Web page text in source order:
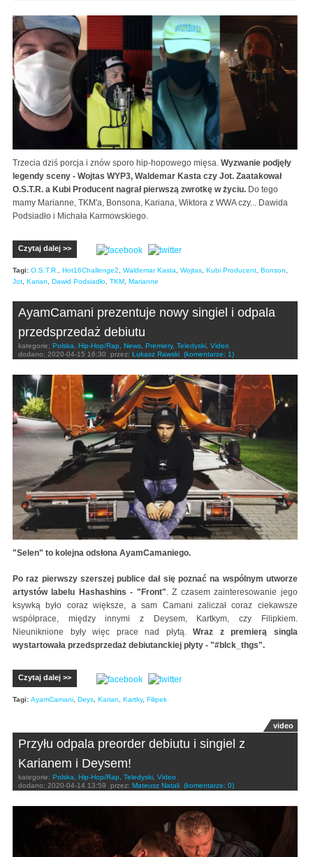
Trzecia dziś porcja i znów sporo hip-hopowego mięsa. Wyzwanie podjęły
legendy sceny - Wojtas WYP3, Waldemar Kasta czy Jot. Zaatakował
O.S.T.R. a Kubi Producent nagrał pierwszą zwrotkę w życiu. Do tego
mamy Marianne, TKM'a, Bonsona, Kariana, Wiktora z WWA czy... Dawida
Podsiadło i Michała Karmowskiego.
Czytaj dalej >>
Tagi: O.S.T.R. Hot16Challenge2 Waldemar Kasta Wojtas Kubi Producent Bonson
Jot Karian Dawid Podsiadło TKM Marianne
AyamCamani prezentuje nowy singiel i odpala
przedsprzedaż debiutu
kategorie: Polska Hip-Hop/Rap News Premiery, Teledyski Video
dodano: 2020-04-15 16:30 przez: Łukasz Rawski (komentarze: 1)
"Selen" to kolejna odsłona AyamCamaniego.
Po raz pierwszy szerszej publice dał się poznać na wspólnym utworze
artystów labelu Hashashins - "Front". Z czasem zainteresowanie jego
ksywką było coraz większe, a sam Camani zaliczał coraz ciekawsze
współprace, między innymi z Deysem, Kartkym, czy Filipkiem.
Nieuniknione były więc prace nad płytą.Wraz z premierą singla
wystartowała przedsprzedaż debiutanckiej płyty - "#blck_thgs".
Czytaj dalej >>
Tagi: AyamCamani Deys Karian Kartky, Filipek
video
Przyłu odpala preorder debiutu i singiel z
Karianem i Deysem!
kategorie: Polska Hip-Hop/Rap Teledyski Video
dodano: 2020-04-14 13:59 przez: Mateusz Natali (komentarze: 0)